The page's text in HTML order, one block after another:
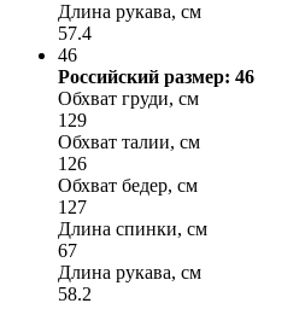
Длина рукава, см
57.4
46
Российский размер: 46
Обхват груди, см
129
Обхват талии, см
126
Обхват бедер, см
127
Длина спинки, см
67
Длина рукава, см
58.2